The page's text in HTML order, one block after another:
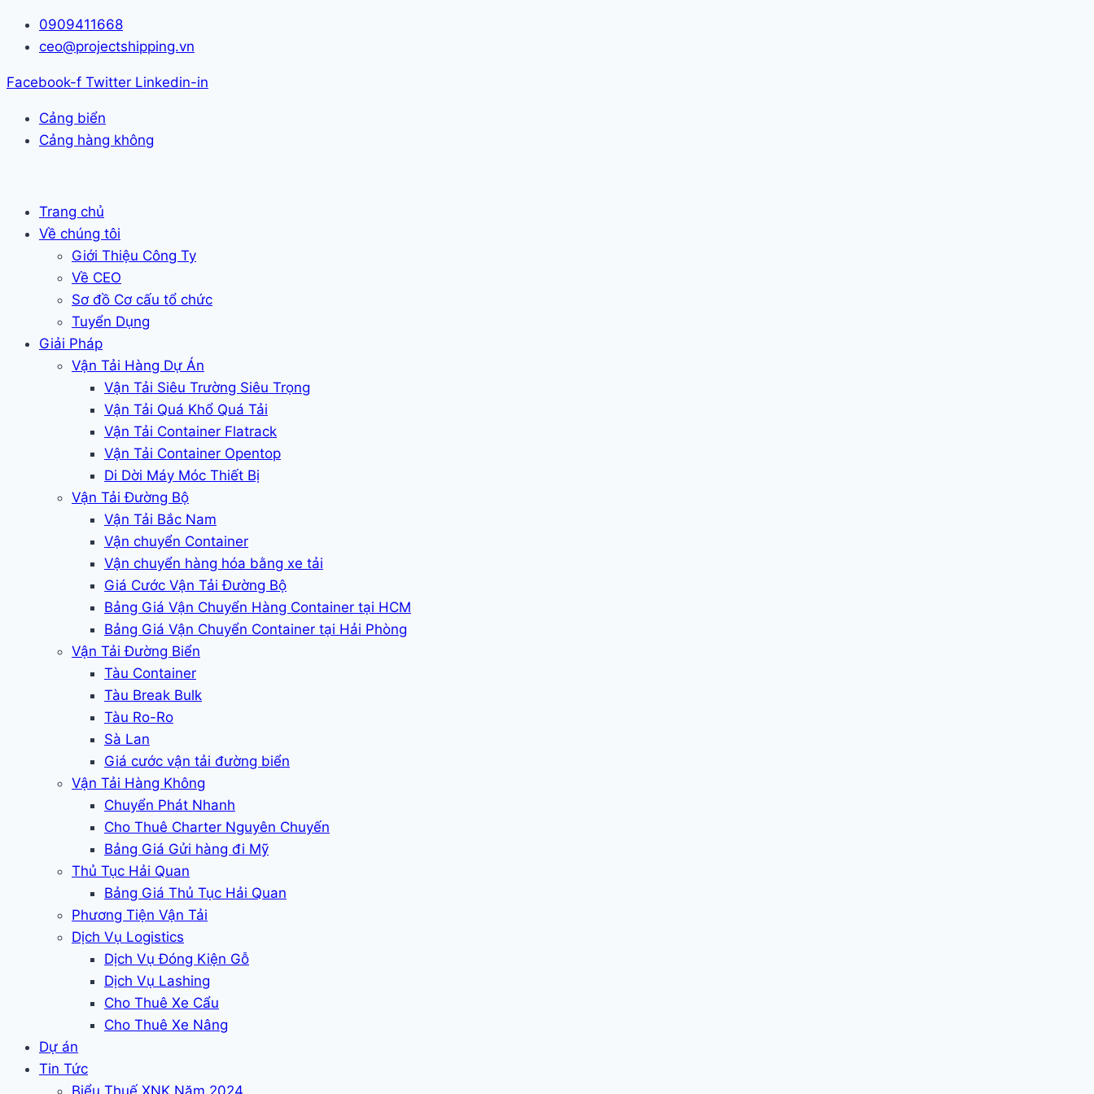
Skip
0909411668
ceo@projectshipping.vn
Facebook-f Twitter Linkedin-in
Cảng biển
Cảng hàng không
Trang chủ
Về chúng tôi
Giới Thiệu Công Ty
Về CEO
Sơ đồ Cơ cấu tổ chức
Tuyển Dụng
Giải Pháp
Vận Tải Hàng Dự Án
Vận Tải Siêu Trường Siêu Trọng
Vận Tải Quá Khổ Quá Tải
Vận Tải Container Flatrack
Vận Tải Container Opentop
Di Dời Máy Móc Thiết Bị
Vận Tải Đường Bộ
Vận Tải Bắc Nam
Vận chuyển Container
Vận chuyển hàng hóa bằng xe tải
Giá Cước Vận Tải Đường Bộ
Bảng Giá Vận Chuyển Hàng Container tại HCM
Bảng Giá Vận Chuyển Container tại Hải Phòng
Vận Tải Đường Biển
Tàu Container
Tàu Break Bulk
Tàu Ro-Ro
Sà Lan
Giá cước vận tải đường biển
Vận Tải Hàng Không
Chuyển Phát Nhanh
Cho Thuê Charter Nguyên Chuyến
Bảng Giá Gửi hàng đi Mỹ
Thủ Tục Hải Quan
Bảng Giá Thủ Tục Hải Quan
Phương Tiện Vận Tải
Dịch Vụ Logistics
Dịch Vụ Đóng Kiện Gỗ
Dịch Vụ Lashing
Cho Thuê Xe Cẩu
Cho Thuê Xe Nâng
Dự án
Tin Tức
Biểu Thuế XNK Năm 2024